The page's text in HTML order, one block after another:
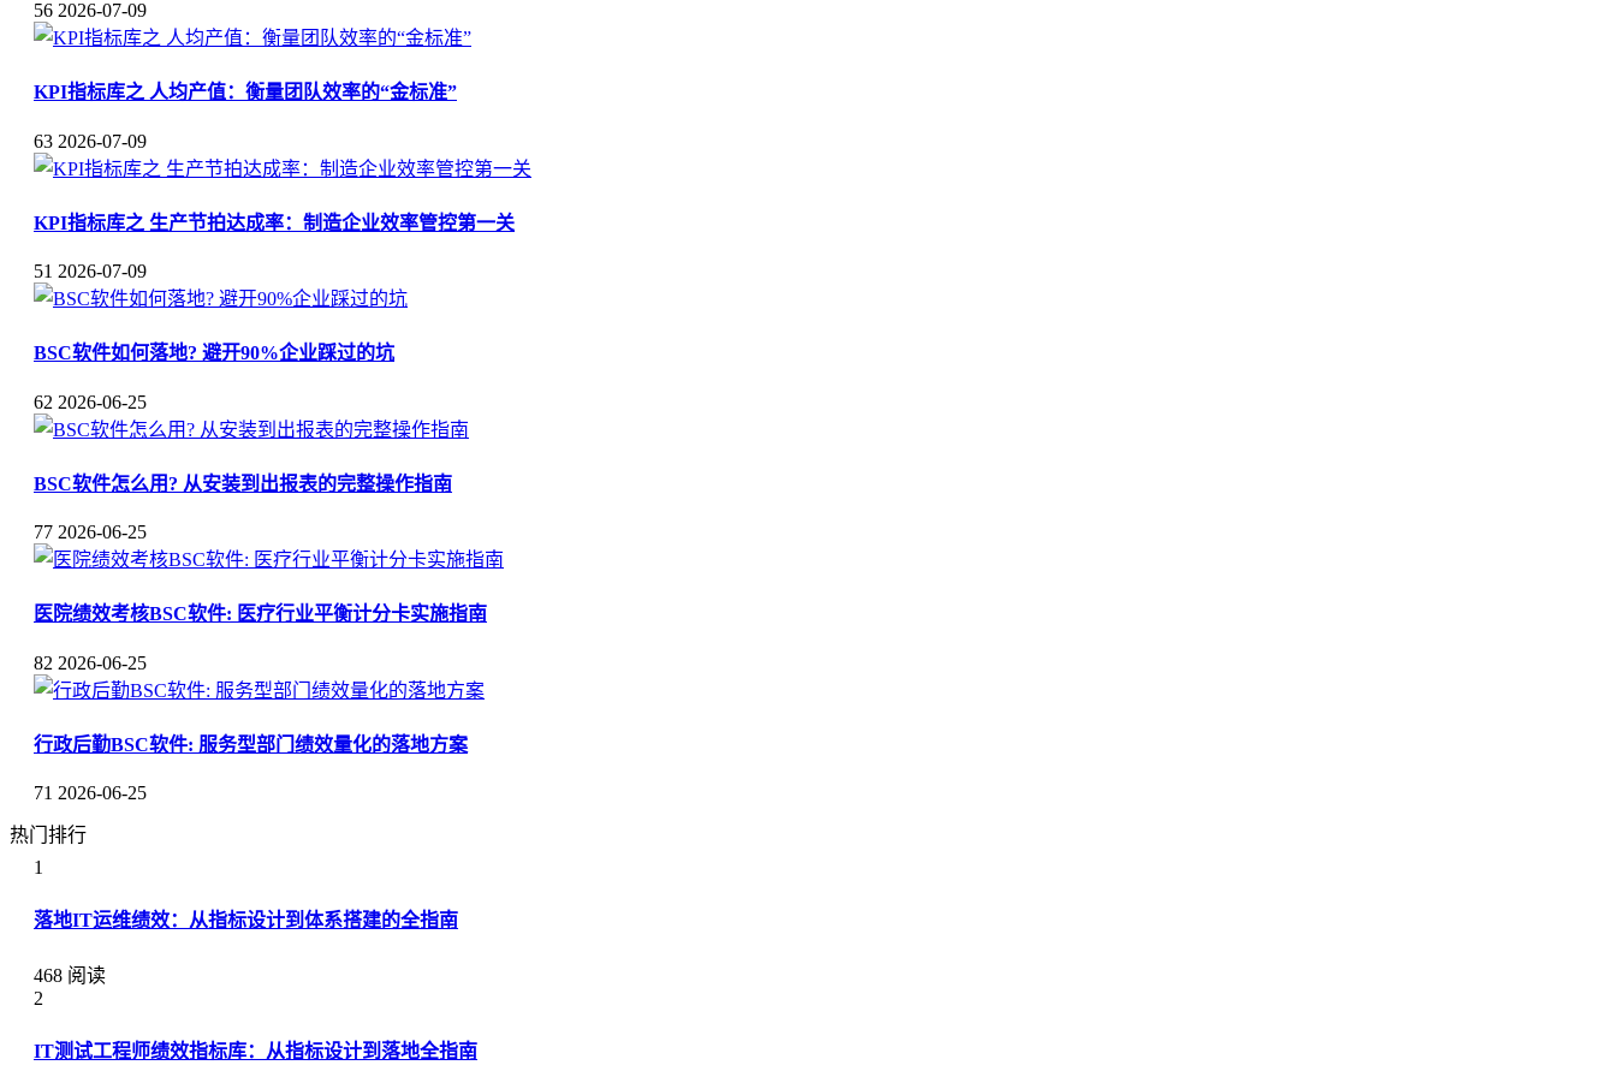
56 2026-07-09
KPI指标库之 人均产值：衡量团队效率的“金标准”
63 2026-07-09
KPI指标库之 生产节拍达成率：制造企业效率管控第一关
51 2026-07-09
BSC软件如何落地? 避开90%企业踩过的坑
62 2026-06-25
BSC软件怎么用? 从安装到出报表的完整操作指南
77 2026-06-25
医院绩效考核BSC软件: 医疗行业平衡计分卡实施指南
82 2026-06-25
行政后勤BSC软件: 服务型部门绩效量化的落地方案
71 2026-06-25
热门排行
1
落地IT运维绩效：从指标设计到体系搭建的全指南
468 阅读
2
IT测试工程师绩效指标库：从指标设计到落地全指南